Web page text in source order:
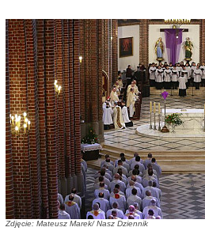
Zdjęcie: Mateusz Marek/ Nasz Dziennik